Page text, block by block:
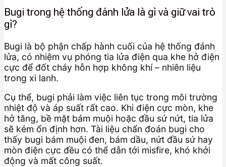
Bugi trong hệ thống đánh lửa là gì và giữ vai trò
gì?
Bugi là bộ phận chấp hành cuối của hệ thống đánh
lửa, có nhiệm vụ phóng tia lửa điện qua khe hở điện
cực để đốt cháy hỗn hợp không khí – nhiên liệu
trong xi lanh.
Cụ thể, bugi phải làm việc liên tục trong môi trường
nhiệt độ và áp suất rất cao. Khi điện cực mòn, khe
hở tăng, bề mặt bám muội hoặc đầu sứ nứt, tia lửa
sẽ kém ổn định hơn. Tài liệu chẩn đoán bugi cho
thấy bugi bám muội đen, bám dầu, nứt đầu sứ hay
mòn điện cực đều có thể dẫn tới misfire, khó khởi
động và mất công suất.